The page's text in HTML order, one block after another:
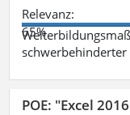
Relevanz:
65%
schwerbehinderter
POE: "Excel